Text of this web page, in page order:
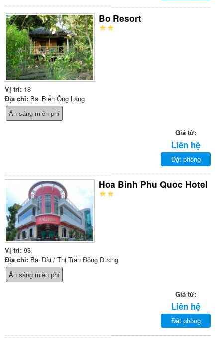
Bo Resort
Vị trí: 18
Địa chỉ: Bãi Biển Ông Lãng
Ăn sáng miễn phí
Giá từ:
Liên hệ
Đặt phòng
Hoa Binh Phu Quoc Hotel
Vị trí: 93
Địa chỉ: Bãi Dài / Thị Trấn Đông Dương
Ăn sáng miễn phí
Giá từ:
Liên hệ
Đặt phòng